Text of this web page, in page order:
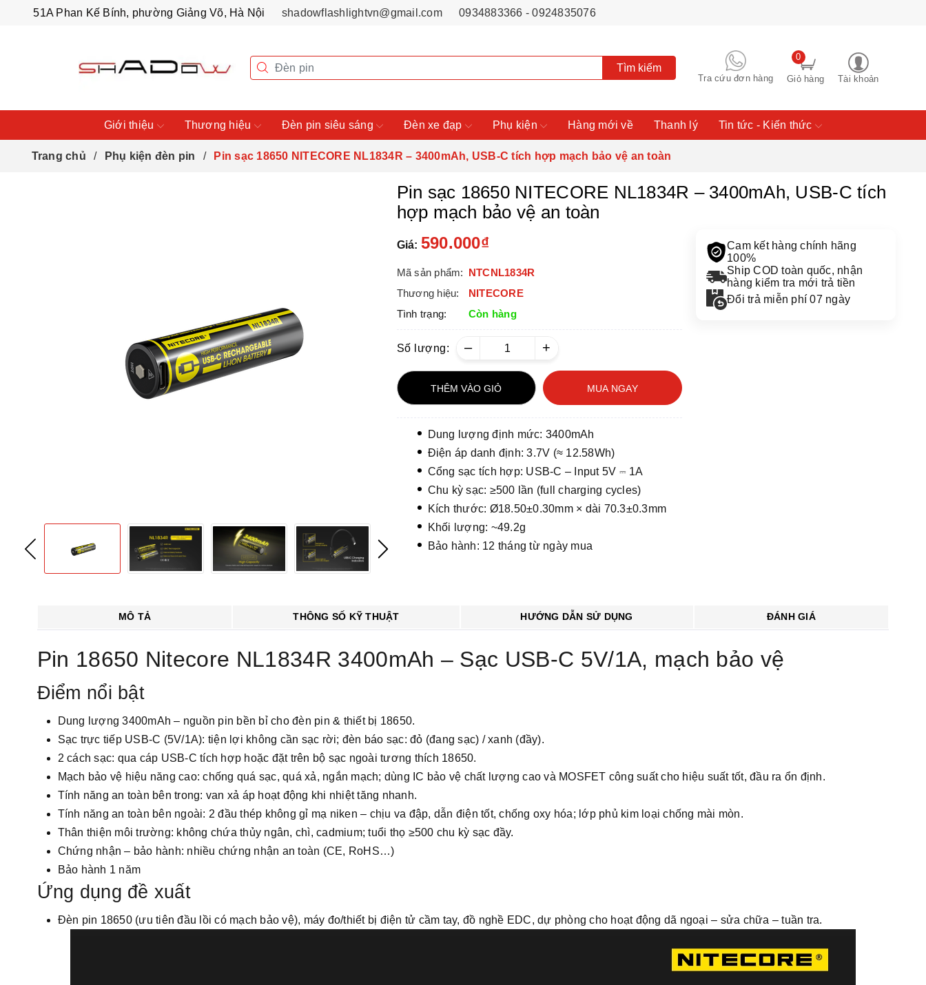
51A Phan Kế Bính, phường Giảng Võ, Hà Nội shadowflashlightvn@gmail.com 0934883366 - 0924835076
Tìm kiếm
Tài khoản
0
Giỏ hàng
Tra cứu đơn hàng
Giới thiệu Thương hiệu Đèn pin siêu sáng Đèn xe đạp Phụ kiện Hàng mới về Thanh lý Tin tức - Kiến thức
Trang chủ Phụ kiện đèn pin Pin sạc 18650 NITECORE NL1834R – 3400mAh, USB-C tích hợp mạch bảo vệ an toàn
Pin sạc 18650 NITECORE NL1834R – 3400mAh, USB-C tích
hợp mạch bảo vệ an toàn
Giá: 590.000₫
Mã sản phẩm: NTCNL1834R
Thương hiệu:
NITECORE
Tình trạng:
Còn hàng
Số lượng: – +
THÊM VÀO GIỎ MUA NGAY
Dung lượng định mức: 3400mAh
Điện áp danh định: 3.7V (≈ 12.58Wh)
Cổng sạc tích hợp: USB-C – Input 5V ⎓ 1A
Chu kỳ sạc: ≥500 lần (full charging cycles)
Kích thước: Ø18.50±0.30mm × dài 70.3±0.3mm
Khối lượng: ~49.2g
Bảo hành: 12 tháng từ ngày mua
Cam kết hàng chính hãng
100%
Ship COD toàn quốc, nhận
hàng kiểm tra mới trả tiền
Đổi trả miễn phí 07 ngày
MÔ TẢ THÔNG SỐ KỸ THUẬT HƯỚNG DẪN SỬ DỤNG ĐÁNH GIÁ
Pin 18650 Nitecore NL1834R 3400mAh – Sạc USB-C 5V/1A, mạch bảo vệ
Điểm nổi bật
Dung lượng 3400mAh – nguồn pin bền bỉ cho đèn pin & thiết bị 18650.
Sạc trực tiếp USB-C (5V/1A): tiện lợi không cần sạc rời; đèn báo sạc: đỏ (đang sạc) / xanh (đầy).
2 cách sạc: qua cáp USB-C tích hợp hoặc đặt trên bộ sạc ngoài tương thích 18650.
Mạch bảo vệ hiệu năng cao: chống quá sạc, quá xả, ngắn mạch; dùng IC bảo vệ chất lượng cao và MOSFET công suất cho hiệu suất tốt, đầu ra ổn định.
Tính năng an toàn bên trong: van xả áp hoạt động khi nhiệt tăng nhanh.
Tính năng an toàn bên ngoài: 2 đầu thép không gỉ mạ niken – chịu va đập, dẫn điện tốt, chống oxy hóa; lớp phủ kim loại chống mài mòn.
Thân thiện môi trường: không chứa thủy ngân, chì, cadmium; tuổi thọ ≥500 chu kỳ sạc đầy.
Chứng nhận – bảo hành: nhiều chứng nhận an toàn (CE, RoHS…)
Bảo hành 1 năm
Ứng dụng đề xuất
Đèn pin 18650 (ưu tiên đầu lồi có mạch bảo vệ), máy đo/thiết bị điện tử cầm tay, đồ nghề EDC, dự phòng cho hoạt động dã ngoại – sửa chữa – tuần tra.